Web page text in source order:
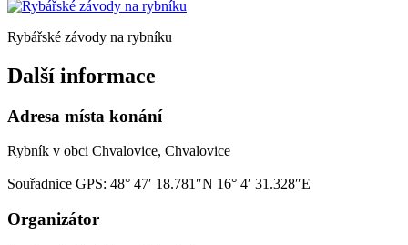
Rybářské závody na rybníku
Další informace
Adresa místa konání
Rybník v obci Chvalovice, Chvalovice
Souřadnice GPS: 48° 47′ 18.781″N 16° 4′ 31.328″E
Organizátor